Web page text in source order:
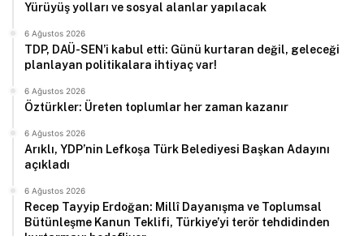
Yürüyüş yolları ve sosyal alanlar yapılacak
6 Ağustos 2026
TDP, DAÜ-SEN’i kabul etti: Günü kurtaran değil, geleceği
planlayan politikalara ihtiyaç var!
6 Ağustos 2026
Öztürkler: Üreten toplumlar her zaman kazanır
6 Ağustos 2026
Arıklı, YDP’nin Lefkoşa Türk Belediyesi Başkan Adayını
açıkladı
6 Ağustos 2026
Recep Tayyip Erdoğan: Millî Dayanışma ve Toplumsal
Bütünleşme Kanun Teklifi, Türkiye’yi terör tehdidinden